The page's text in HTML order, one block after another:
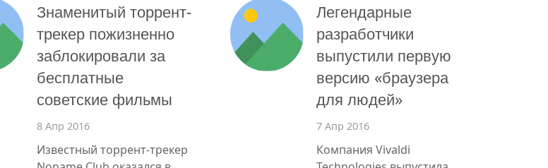
Знаменитый торрент-
трекер пожизненно
заблокировали за
бесплатные
советские фильмы
8 Апр 2016
Известный торрент-трекер
Легендарные
разработчики
выпустили первую
версию «браузера
для людей»
7 Апр 2016
Компания Vivaldi